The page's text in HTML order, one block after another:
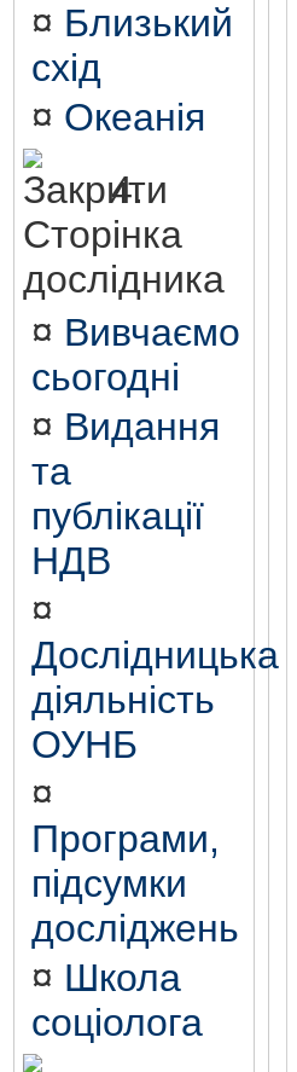
¤ Близький
схід
¤ Океанія
4.
Сторінка
дослідника
¤ Вивчаємо
сьогодні
¤ Видання
та
публікації
НДВ
¤
Дослідницька
діяльність
ОУНБ
¤
Програми,
підсумки
досліджень
¤ Школа
соціолога